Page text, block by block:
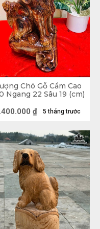
chọn mẫu tượng Chó có kích
Chó Gỗ Cẩm Cao
Ngang 22 Sâu 19 (cm)
5 tháng trước
₫